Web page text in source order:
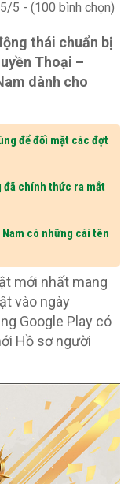
5/5 - (100 bình chọn)
thái chuẩn bị
Thoại –
dành cho
để đối mặt các đợt
đã chính thức ra mắt
có những cái tên
mới nhất mang
vào ngày
Google Play có
Hồ sơ người